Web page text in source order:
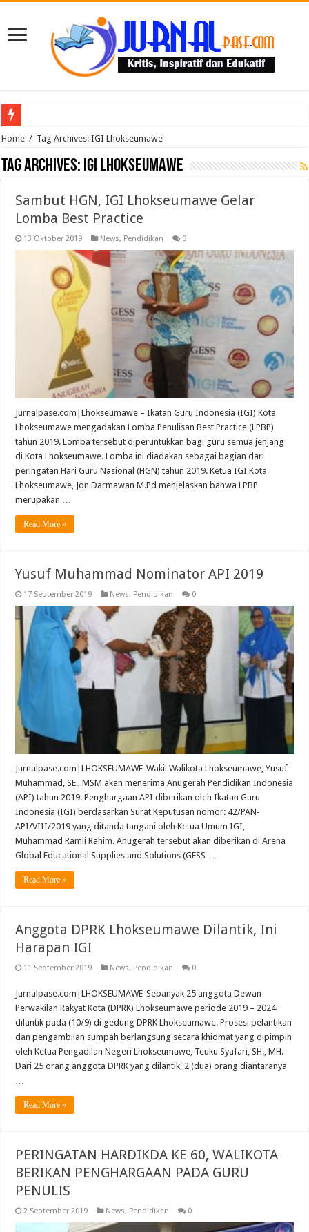
Puluhan Guru Berkumpul di TPN XIII Aceh Utara, Kacabdin Tekankan Cetak
Home / Tag Archives: IGI Lhokseumawe
Tag Archives: IGI Lhokseumawe
Sambut HGN, IGI Lhokseumawe Gelar
Lomba Best Practice
13 Oktober 2019 News, Pendidikan 0
Jurnalpase.com|Lhokseumawe – Ikatan Guru Indonesia (IGI) Kota
Lhokseumawe mengadakan Lomba Penulisan Best Practice (LPBP)
tahun 2019. Lomba tersebut diperuntukkan bagi guru semua jenjang
di Kota Lhokseumawe. Lomba ini diadakan sebagai bagian dari
peringatan Hari Guru Nasional (HGN) tahun 2019. Ketua IGI Kota
Lhokseumawe, Jon Darmawan M.Pd menjelaskan bahwa LPBP
merupakan …
Read More »
Yusuf Muhammad Nominator API 2019
17 September 2019 News, Pendidikan 0
Jurnalpase.com|LHOKSEUMAWE-Wakil Walikota Lhokseumawe, Yusuf
Muhammad, SE., MSM akan menerima Anugerah Pendidikan Indonesia
(API) tahun 2019. Penghargaan API diberikan oleh Ikatan Guru
Indonesia (IGI) berdasarkan Surat Keputusan nomor: 42/PAN-
API/VIII/2019 yang ditanda tangani oleh Ketua Umum IGI,
Muhammad Ramli Rahim. Anugerah tersebut akan diberikan di Arena
Global Educational Supplies and Solutions (GESS …
Read More »
Anggota DPRK Lhokseumawe Dilantik, Ini
Harapan IGI
11 September 2019 News, Pendidikan 0
Jurnalpase.com|LHOKSEUMAWE-Sebanyak 25 anggota Dewan
Perwakilan Rakyat Kota (DPRK) Lhokseumawe periode 2019 – 2024
dilantik pada (10/9) di gedung DPRK Lhokseumawe. Prosesi pelantikan
dan pengambilan sumpah berlangsung secara khidmat yang dipimpin
oleh Ketua Pengadilan Negeri Lhokseumawe, Teuku Syafari, SH., MH.
Dari 25 orang anggota DPRK yang dilantik, 2 (dua) orang diantaranya
Read More »
PERINGATAN HARDIKDA KE 60, WALIKOTA
BERIKAN PENGHARGAAN PADA GURU
PENULIS
2 September 2019 News, Pendidikan 0